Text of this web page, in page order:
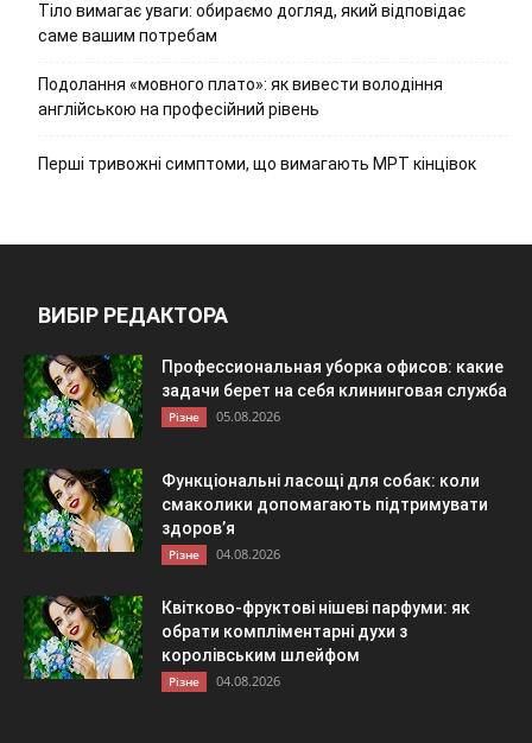
Тіло вимагає уваги: обираємо догляд, який відповідає
саме вашим потребам
Подолання «мовного плато»: як вивести володіння
англійською на професійний рівень
Перші тривожні симптоми, що вимагають МРТ кінцівок
ВИБІР РЕДАКТОРА
Профессиональная уборка офисов: какие
задачи берет на себя клининговая служба
Різне 05.08.2026
Функціональні ласощі для собак: коли
смаколики допомагають підтримувати
здоров’я
Різне 04.08.2026
Квітково-фруктові нішеві парфуми: як
обрати компліментарні духи з
королівським шлейфом
Різне 04.08.2026